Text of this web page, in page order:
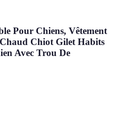
Pour Chiens, Vêtement
Chiot Gilet Habits
Avec Trou De